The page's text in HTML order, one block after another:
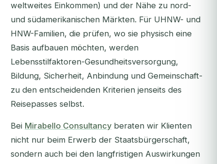
weltweites Einkommen) und der Nähe zu nord-
und südamerikanischen Märkten. Für UHNW- und
HNW-Familien, die prüfen, wo sie physisch eine
Basis aufbauen möchten, werden
Lebensstilfaktoren-Gesundheitsversorgung,
Bildung, Sicherheit, Anbindung und Gemeinschaft-
zu den entscheidenden Kriterien jenseits des
Reisepasses selbst.
Bei Mirabello Consultancy beraten wir Klienten
nicht nur beim Erwerb der Staatsbürgerschaft,
sondern auch bei den langfristigen Auswirkungen